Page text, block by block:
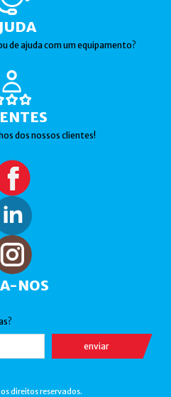
de ajuda com um equipamento?
dos nossos clientes!
NOS
direitos reservados.